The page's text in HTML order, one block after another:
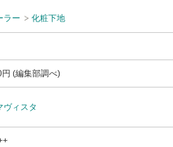
ラー 化粧下地
(編集部調べ)
ヴィスタ